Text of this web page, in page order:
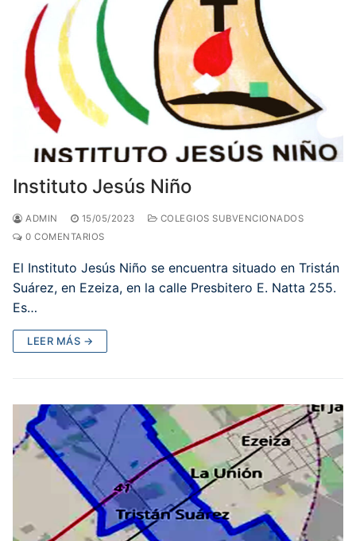
Instituto Jesús Niño
ADMIN 15/05/2023
COLEGIOS SUBVENCIONADOS
0 COMENTARIOS
El Instituto Jesús Niño se encuentra situado en Tristán
Suárez, en Ezeiza, en la calle Presbitero E. Natta 255.
Es…
LEER MÁS →